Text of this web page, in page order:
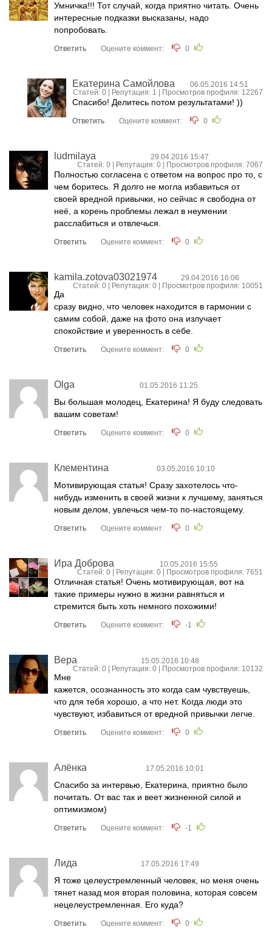
Умничка!!! Тот случай, когда приятно читать. Очень
интересные подказки высказаны, надо
попробовать.
Ответить Оцените коммент: 0
Екатерина Самойлова
06.05.2016 14:51
Статей: 0 | Репутация: 1 | Просмотров профиля: 12267
Спасибо! Делитесь потом результатами! ))
Ответить Оцените коммент: 0
ludmilaya
29.04.2016 15:47
Статей: 0 | Репутация: 0 | Просмотров профиля: 7067
Полностью согласена с ответом на вопрос про то, с
чем боритесь. Я долго не могла избавиться от
своей вредной привычки, но сейчас я свободна от
неё, а корень проблемы лежал в неумении
расслабиться и отвлечься.
Ответить Оцените коммент: 0
kamila.zotova03021974
29.04.2016 16:06
Статей: 0 | Репутация: 0 | Просмотров профиля: 10051
Да
сразу видно, что человек находится в гармонии с
самим собой, даже на фото она излучает
спокойствие и уверенность в себе.
Ответить Оцените коммент: 0
Olga 01.05.2016 11:25
Вы большая молодец, Екатерина! Я буду следовать
вашим советам!
Ответить Оцените коммент: 0
Клементина 03.05.2016 10:10
Мотивирующая статья! Сразу захотелось что-
нибудь изменить в своей жизни к лучшему, заняться
новым делом, увлечься чем-то по-настоящему.
Ответить Оцените коммент: 0
Ира Доброва
10.05.2016 15:55
Статей: 0 | Репутация: 0 | Просмотров профиля: 7651
Отличная статья! Очень мотивирующая, вот на
такие примеры нужно в жизни равняться и
стремится быть хоть немного похожими!
Ответить Оцените коммент: -1
Вера
15.05.2016 10:48
Статей: 0 | Репутация: 0 | Просмотров профиля: 10132
Мне
кажется, осознанность это когда сам чувствуешь,
что для тебя хорошо, а что нет. Когда люди это
чувствуют, избавиться от вредной привычки легче.
Ответить Оцените коммент: 0
Алёнка 17.05.2016 10:01
Спасибо за интервью, Екатерина, приятно было
почитать. От вас так и веет жизненной силой и
оптимизмом)
Ответить Оцените коммент: -1
Лида 17.05.2016 17:49
Я тоже целеустремленный человек, но меня очень
тянет назад моя вторая половина, которая совсем
нецелеустремленная. Его куда?
Ответить Оцените коммент: 0